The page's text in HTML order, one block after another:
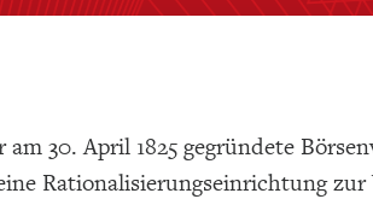
am 30. April 1825 gegründete
Rationalisierungseinrichtung